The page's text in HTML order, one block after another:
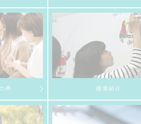
声 授業紹介